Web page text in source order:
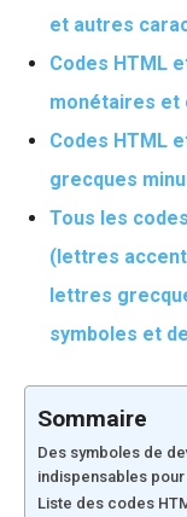
et autres
Codes HTML
monétaires et
Codes HTML
grecques
Tous les
(lettres
lettres
symboles et
Sommaire
Des symboles de
indispensables
Liste des codes